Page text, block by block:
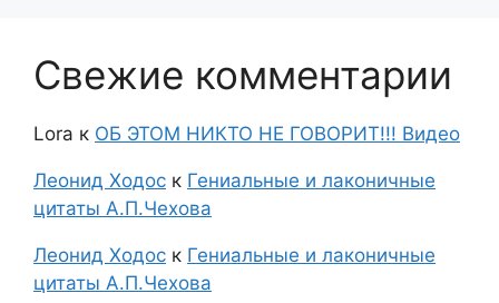
Свежие комментарии
Lora к ОБ ЭТОМ НИКТО НЕ ГОВОРИТ!!! Видео
Леонид Ходос к Гениальные и лаконичные
цитаты А.П.Чехова
Леонид Ходос к Гениальные и лаконичные
цитаты А.П.Чехова